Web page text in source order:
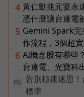
4 黃仁勳兆元宴永
憑什麼讓台達電
5 Gemini Spark完
作流程，3個超
6 AI概念股有哪些
台達電、光寶科
PR
告別極速迷思
標準